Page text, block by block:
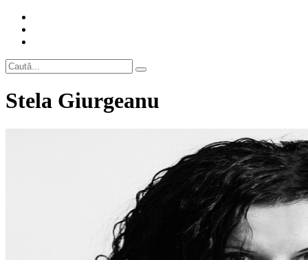
Stela Giurgeanu